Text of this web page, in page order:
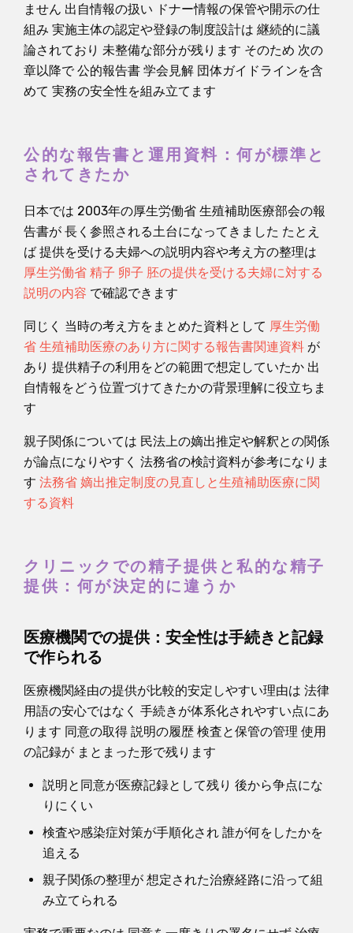
ません 出自情報の扱い ドナー情報の保管や開示の仕
組み 実施主体の認定や登録の制度設計は 継続的に議
論されており 未整備な部分が残ります そのため 次の
章以降で 公的報告書 学会見解 団体ガイドラインを含
めて 実務の安全性を組み立てます
公的な報告書と運用資料：何が標準と
されてきたか
日本では 2003年の厚生労働省 生殖補助医療部会の報
告書が 長く参照される土台になってきました たとえ
ば 提供を受ける夫婦への説明内容や考え方の整理は
厚生労働省 精子 卵子 胚の提供を受ける夫婦に対する
説明の内容 で確認できます
同じく 当時の考え方をまとめた資料として 厚生労働
省 生殖補助医療のあり方に関する報告書関連資料 が
あり 提供精子の利用をどの範囲で想定していたか 出
自情報をどう位置づけてきたかの背景理解に役立ちま
す
親子関係については 民法上の嫡出推定や解釈との関係
が論点になりやすく 法務省の検討資料が参考になりま
す 法務省 嫡出推定制度の見直しと生殖補助医療に関
する資料
クリニックでの精子提供と私的な精子
提供：何が決定的に違うか
医療機関での提供：安全性は手続きと記録
で作られる
医療機関経由の提供が比較的安定しやすい理由は 法律
用語の安心ではなく 手続きが体系化されやすい点にあ
ります 同意の取得 説明の履歴 検査と保管の管理 使用
の記録が まとまった形で残ります
説明と同意が医療記録として残り 後から争点にな
りにくい
検査や感染症対策が手順化され 誰が何をしたかを
追える
親子関係の整理が 想定された治療経路に沿って組
み立てられる